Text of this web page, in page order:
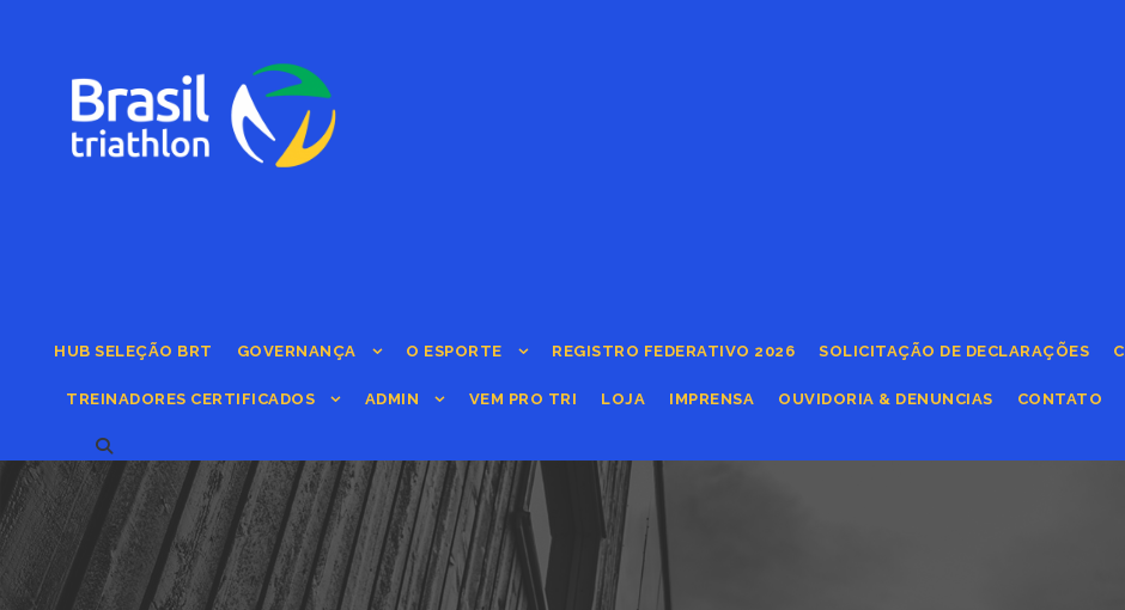
HUB SELEÇÃO BRT GOVERNANÇA O ESPORTE REGISTRO FEDERATIVO 2026 SOLICITAÇÃO DE DECLARAÇÕES
TREINADORES CERTIFICADOS ADMIN VEM PRO TRI LOJA IMPRENSA OUVIDORIA & DENUNCIAS CONTATO